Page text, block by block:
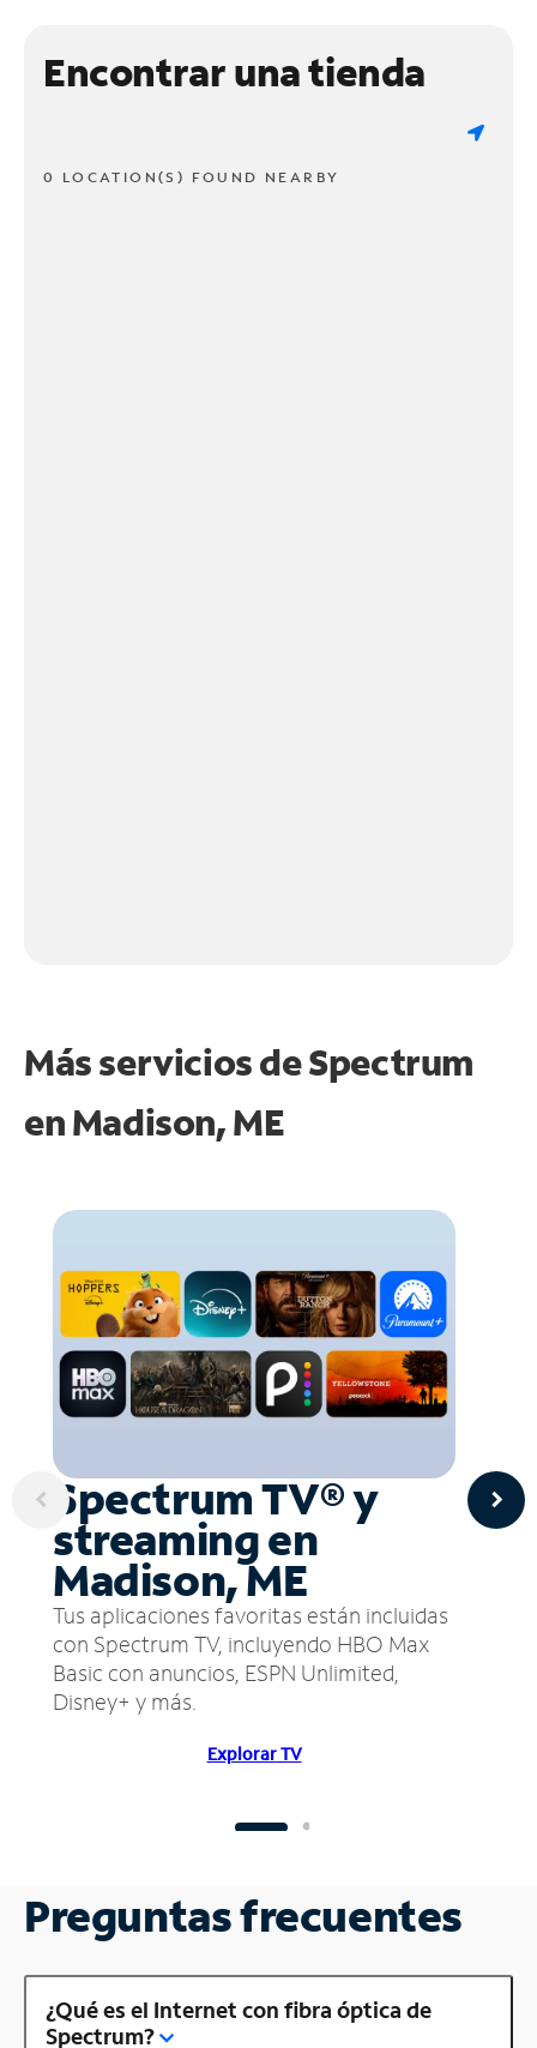
Encontrar una tienda
0 LOCATION(S) FOUND NEARBY
Más servicios de Spectrum
enMadison, ME
Spectrum TV® y
streaming en
Madison, ME
Tus aplicaciones favoritas están incluidas
con Spectrum TV, incluyendo HBO Max
Basic con anuncios, ESPN Unlimited,
Disney+ y más.
Explorar TV
Preguntas frecuentes
¿Qué es el Internet con fibra óptica de
Spectrum?